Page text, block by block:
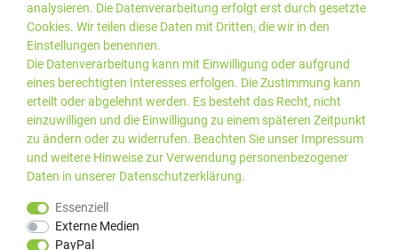
MwSt. zzgl.Versandkosten
analysieren. Die Datenverarbeitung erfolgt erst durch gesetzte
Cookies. Wir teilen diese Daten mit Dritten, die wir in den
Einstellungen benennen.
Die Datenverarbeitung kann mit Einwilligung oder aufgrund
eines berechtigten Interesses erfolgen. Die Zustimmung kann
erteilt oder abgelehnt werden. Es besteht das Recht, nicht
einzuwilligen und die Einwilligung zu einem späteren Zeitpunkt
zu ändern oder zu widerrufen. Beachten Sie unser Impressum
und weitere Hinweise zur Verwendung personenbezogener
Daten in unserer Daten­schutz­erklärung.
Essenziell
Externe Medien
PayPal